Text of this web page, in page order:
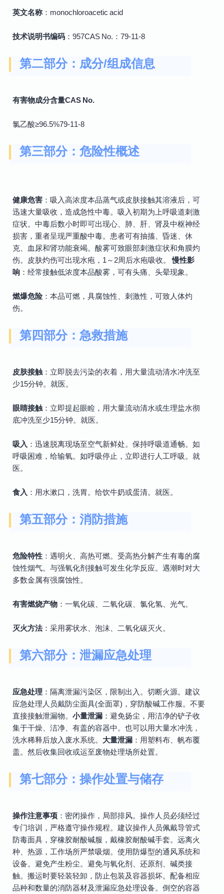
英文名称：monochloroacetic acid
技术说明书编码 ：957CAS No.：79-11-8
第二部分：成分/组成信息
有害物成分含量CAS No.
氯乙酸≥96.5%79-11-8
第三部分：危险性概述
健康危害 ：吸入高浓度本品蒸气或皮肤接触其溶液后，可
迅速大量吸收，造成急性中毒。吸入初期为上呼吸道刺激
症状。中毒后数小时即可出现心、肺、肝、肾及中枢神经
损害，重者呈现严重酸中毒。患者可有抽搐、昏迷、休
克、血尿和肾功能衰竭。酸雾可致眼部刺激症状和角膜灼
伤。皮肤灼伤可出现水疱，1～2周后水疱吸收。
慢性影
响 ：经常接触低浓度本品酸雾，可有头痛、头晕现象。
燃爆危险：本品可燃，具腐蚀性、刺激性，可致人体灼
伤。
第四部分：急救措施
皮肤接触 ：立即脱去污染的衣着，用大量流动清水冲洗至
少15分钟。就医。
眼睛接触 ：立即提起眼睑，用大量流动清水或生理盐水彻
底冲洗至少15分钟。就医。
吸入 ：迅速脱离现场至空气新鲜处。保持呼吸道通畅。如
呼吸困难，给输氧。如呼吸停止，立即进行人工呼吸。就
医。
食入 ：用水漱口，洗胃。给饮牛奶或蛋清。就医。
第五部分：消防措施
危险特性 ：遇明火、高热可燃。受高热分解产生有毒的腐
蚀性烟气。与强氧化剂接触可发生化学反应。遇潮时对大
多数金属有强腐蚀性。
有害燃烧产物 ：一氧化碳、二氧化碳、氯化氢、光气。
灭火方法：采用雾状水、泡沫、二氧化碳灭火。
第六部分：泄漏应急处理
应急处理 ：隔离泄漏污染区，限制出入。切断火源。建议
应急处理人员戴防尘面具(全面罩)，穿防酸碱工作服。不要
直接接触泄漏物。 小量泄漏 ：避免扬尘，用洁净的铲子收
集于干燥、洁净、有盖的容器中。也可以用大量水冲洗，
洗水稀释后放入废水系统。 大量泄漏 ：用塑料布、帆布覆
盖。然后收集回收或运至废物处理场所处置。
第七部分：操作处置与储存
操作注意事项 ：密闭操作，局部排风。操作人员必须经过
专门培训，严格遵守操作规程。建议操作人员佩戴导管式
防毒面具，穿橡胶耐酸碱服，戴橡胶耐酸碱手套。远离火
种、热源，工作场所严禁吸烟。使用防爆型的通风系统和
设备。避免产生粉尘。避免与氧化剂、还原剂、碱类接
触。搬运时要轻装轻卸，防止包装及容器损坏。配备相应
品种和数量的消防器材及泄漏应急处理设备。倒空的容器